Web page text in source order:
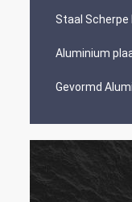
Staal Scherpe
Aluminium
Gevormd